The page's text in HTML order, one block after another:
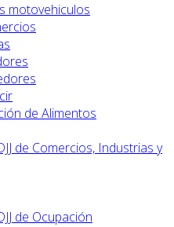
motovehiculos
de Alimentos
de Comercios, Industrias y
de Ocupación